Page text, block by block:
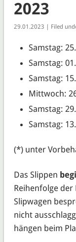
2023
29.01.2023 | Filed
Samstag:
Samstag:
Samstag:
Mittwoch:
Samstag:
Samstag:
(*) unter
Das Slippen
Reihenfolge
Slipwagen
nicht
hängen beim